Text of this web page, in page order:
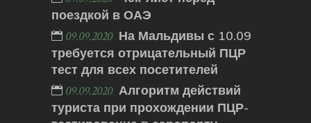
поездкой в ОАЭ
09.09.2020 На Мальдивы с 10.09
требуется отрицательный ПЦР
тест для всех посетителей
09.09.2020 Алгоритм действий
туриста при прохождении ПЦР-